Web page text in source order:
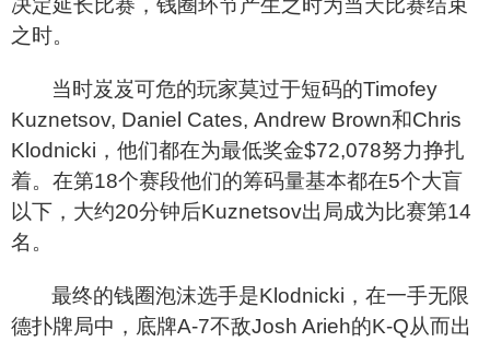
决定延长比赛，钱圈环节产生之时为当天比赛结束
之时。
当时岌岌可危的玩家莫过于短码的Timofey
Kuznetsov, Daniel Cates, Andrew Brown和Chris
Klodnicki，他们都在为最低奖金$72,078努力挣扎
着。在第18个赛段他们的筹码量基本都在5个大盲
以下，大约20分钟后Kuznetsov出局成为比赛第14
名。
最终的钱圈泡沫选手是Klodnicki，在一手无限
德扑牌局中，底牌A-7不敌Josh Arieh的K-Q从而出